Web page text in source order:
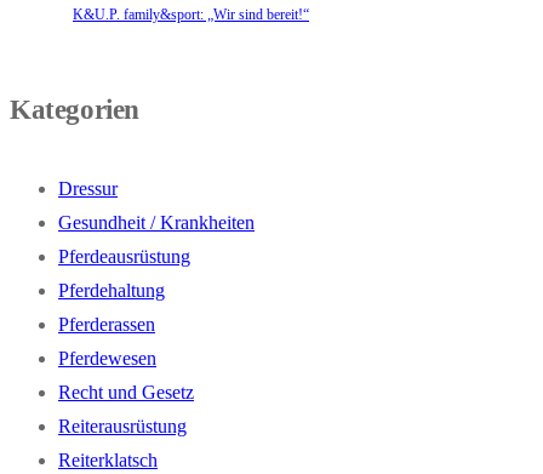
K&U.P. family&sport: „Wir sind bereit!“
Kategorien
Dressur
Gesundheit / Krankheiten
Pferdeausrüstung
Pferdehaltung
Pferderassen
Pferdewesen
Recht und Gesetz
Reiterausrüstung
Reiterklatsch